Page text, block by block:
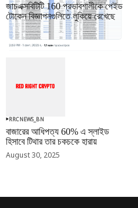
জাচএক্সবিটিটি 160 প্রভাবশালীকে পেইড
টোকেন বিজ্ঞাপনগুলিতে লুকিয়ে রেখেছে
September 01, 2025
RRCNEWS_BN
বাজারের আধিপত্য 60% এ স্লাইড
হিসাবে টিথার তার চকচকে হারায়
August 30, 2025